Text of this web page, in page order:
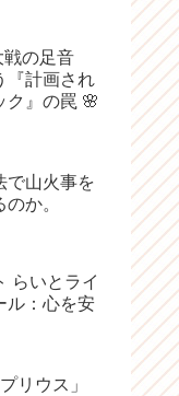
戦の足音
『計画され
ク』の罠 🌸
で山火事を
か。
らいとライ
ル：心を安
リウス」